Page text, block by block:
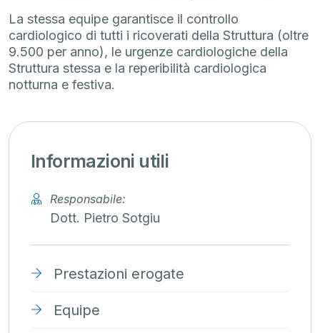
La stessa equipe garantisce il controllo
cardiologico di tutti i ricoverati della Struttura (oltre
9.500 per anno), le urgenze cardiologiche della
Struttura stessa e la reperibilità cardiologica
notturna e festiva.
Informazioni utili
Responsabile:
Dott. Pietro Sotgiu
Prestazioni erogate
Equipe